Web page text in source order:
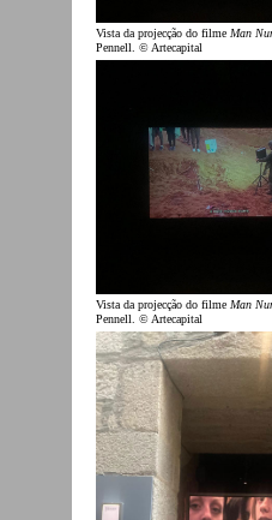
Vista da projecção do filme Man
Pennell. © Artecapital
Vista da projecção do filme Man
Pennell. © Artecapital